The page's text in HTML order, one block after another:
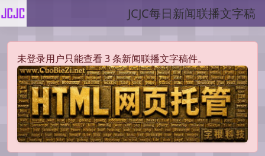
JCJC每日新闻联播文字稿
未登录用户只能查看 3 条新闻联播文字稿件。